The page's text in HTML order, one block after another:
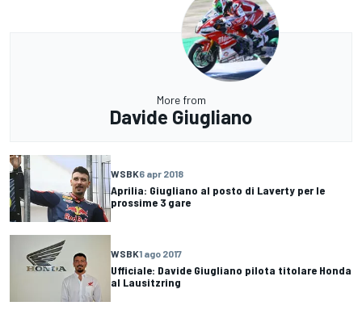
More from
Davide Giugliano
WSBK6 apr 2018
Aprilia: Giugliano al posto di Laverty per le
prossime 3 gare
WSBK1 ago 2017
Ufficiale: Davide Giugliano pilota titolare Honda
al Lausitzring